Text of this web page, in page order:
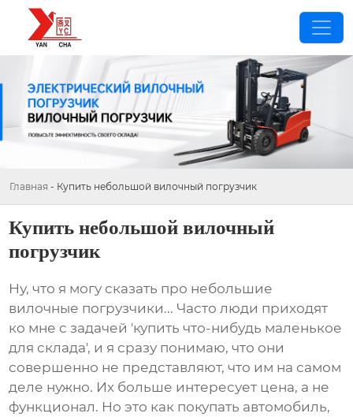
Главная - Купить небольшой вилочный погрузчик
Купить небольшой вилочный
погрузчик
Ну, что я могу сказать про небольшие
вилочные погрузчики... Часто люди приходят
ко мне с задачей 'купить что-нибудь маленькое
для склада', и я сразу понимаю, что они
совершенно не представляют, что им на самом
деле нужно. Их больше интересует цена, а не
функционал. Но это как покупать автомобиль,